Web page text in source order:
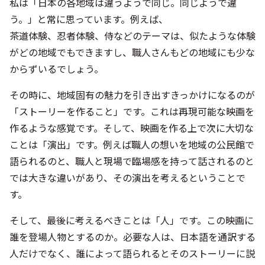
その時に、地域固有の魅力を引き出すきっかけになるのが
「ストーリーを作ること」です。これは再現可能な映画を
作るような感覚です。そして、映画を作る上で次に大切な
ことは「演出」です。例えば職人の想いを地域の公民館で
語られるのと、職人と現場で臨場感を持って話されるのと
では大きな違いがあり、その演出を考えるということで
す。
そして、最後に考えるべきことは「人」です。この映画に
誰を登場人物とするのか。必要な人は、日本語を通訳する
人だけでなく、誰によって語られるとそのストーリーに説
得力や感動が生まれるのかを考える必要があります。
なにより重要なことは、その土地にある価値を棚卸しから
始めることです。その中でどこに白羽の矢を立てるかとい
うことが、実は一番複雑なことでもあるのです。